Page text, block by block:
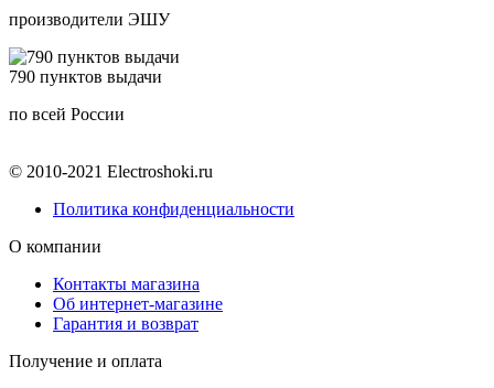
производители ЭШУ
790 пунктов выдачи
по всей России
© 2010-2021 Electroshoki.ru
Политика конфиденциальности
О компании
Контакты магазина
Об интернет-магазине
Гарантия и возврат
Получение и оплата